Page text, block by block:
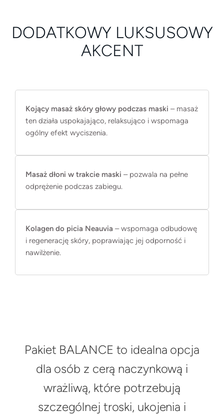
DODATKOWY LUKSUSOWY
AKCENT
Kojący masaż skóry głowy podczas maski – masaż
ten działa uspokajająco, relaksująco i wspomaga
ogólny efekt wyciszenia.
Masaż dłoni w trakcie maski – pozwala na pełne
odprężenie podczas zabiegu.
Kolagen do picia Neauvia – wspomaga odbudowę
i regenerację skóry, poprawiając jej odporność i
nawilżenie.
Pakiet BALANCE to idealna opcja
dla osób z cerą naczynkową i
wrażliwą, które potrzebują
szczególnej troski, ukojenia i